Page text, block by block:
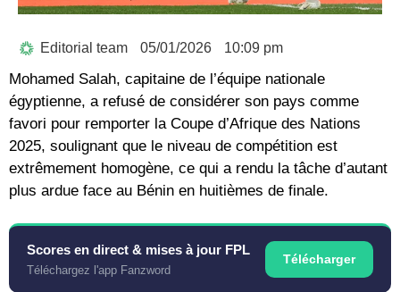
Editorial team 05/01/2026 10:09 pm
Mohamed Salah, capitaine de l’équipe nationale
égyptienne, a refusé de considérer son pays comme
favori pour remporter la Coupe d’Afrique des Nations
2025, soulignant que le niveau de compétition est
extrêmement homogène, ce qui a rendu la tâche d’autant
plus ardue face au Bénin en huitièmes de finale.
Scores en direct & mises à jour FPL
Téléchargez l'app Fanzword
Télécharger